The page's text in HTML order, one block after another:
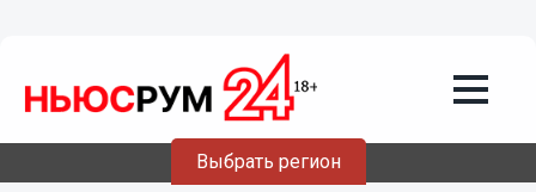
Выбрать регион
30.09.202211:35
Бизнес-интенсив «В деле!» состоится в
Мининском университете 3 октября